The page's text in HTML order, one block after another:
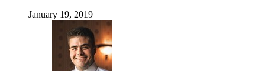
January 19, 2019